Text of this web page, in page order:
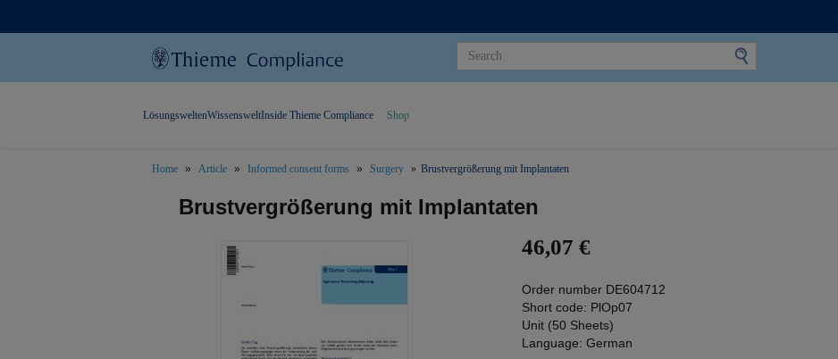
LösungsweltenWissensweltInside Thieme Compliance Shop
Home Article Informed consent forms Surgery Brustvergrößerung mit Implantaten
Brustvergrößerung mit Implantaten
46,07 €
Order number DE604712
Short code: PlOp07
Unit (50 Sheets)
Language: German